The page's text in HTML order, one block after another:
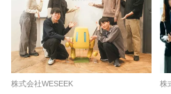
株式会社WESEEK 株